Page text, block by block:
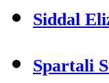
Siddal
Spartali